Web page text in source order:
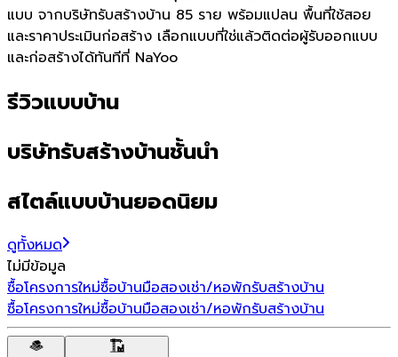
แบบ จากบริษัทรับสร้างบ้าน 85 ราย พร้อมแปลน พื้นที่ใช้สอย
และราคาประเมินก่อสร้าง เลือกแบบที่ใช่แล้วติดต่อผู้รับออกแบบ
และก่อสร้างได้ทันทีที่ NaYoo
รีวิวแบบบ้าน
บริษัทรับสร้างบ้านชั้นนำ
สไตล์แบบบ้านยอดนิยม
ดูทั้งหมด
ไม่มีข้อมูล
ซื้อโครงการใหม่ซื้อบ้านมือสองเช่า/หอพักรับสร้างบ้าน
ซื้อโครงการใหม่ซื้อบ้านมือสองเช่า/หอพักรับสร้างบ้าน